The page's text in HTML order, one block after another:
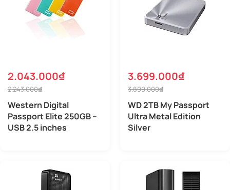
2.043.000₫
2.243.000₫
Western Digital
Passport Elite 250GB –
USB 2.5 inches
3.699.000₫
3.899.000₫
WD 2TB My Passport
Ultra Metal Edition
Silver